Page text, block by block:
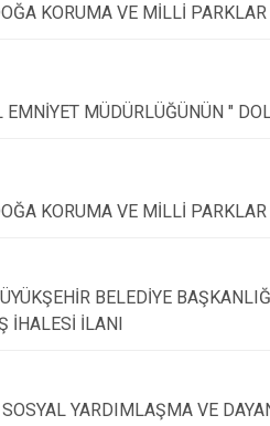
KORUMA VE MİLLİ
MÜDÜRLÜĞÜNÜN "
KORUMA VE MİLLİ
BELEDİYE
İHALESİ İLANI
YARDIMLAŞMA VE